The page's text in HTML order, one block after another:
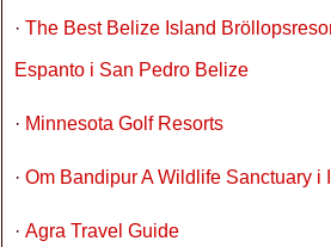
· The Best Belize Island
Espanto i San Pedro Belize
· Minnesota Golf Resorts
· Om Bandipur A Wildlife Sanctuary i
· Agra Travel Guide